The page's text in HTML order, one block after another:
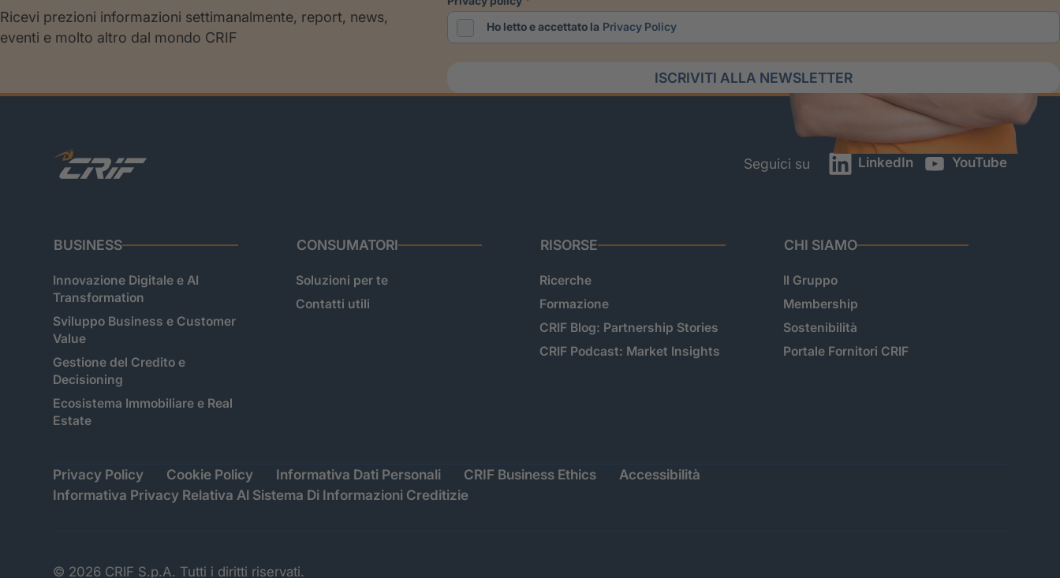
Ricevi prezioni informazioni settimanalmente, report, news,
eventi e molto altro dal mondo CRIF
Ho letto e accettato la Privacy Policy
ISCRIVITI ALLA NEWSLETTER
Seguici su LinkedIn YouTube
BUSINESS
Innovazione Digitale e AI
Transformation
Sviluppo Business e Customer
Value
Gestione del Credito e
Decisioning
Ecosistema Immobiliare e Real
Estate
CONSUMATORI
Soluzioni per te
Contatti utili
RISORSE
Ricerche
Formazione
CRIF Blog: Partnership Stories
CRIF Podcast: Market Insights
CHI SIAMO
Il Gruppo
Membership
Sostenibilità
Portale Fornitori CRIF
Privacy Policy Cookie Policy Informativa Dati Personali CRIF Business Ethics
Accessibilità
Informativa Privacy Relativa Al Sistema Di Informazioni Creditizie
© 2026 CRIF S.p.A. Tutti i diritti riservati.